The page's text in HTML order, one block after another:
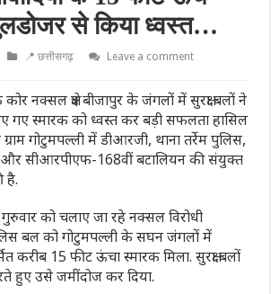
से किया ध्वस्त…
📍 छत्तीसगढ़
Leave a comment
नक्सल क्षेत्र बीजापुर के जंगलों में सुरक्षा बलों ने
गए स्मारक को ध्वस्त कर बड़ी सफलता हासिल
के ग्राम गोटुमपल्ली में डीआरजी, थाना तर्रेम पुलिस,
सीआरपीएफ-168वीं बटालियन की संयुक्त
है.
को चलाए जा रहे नक्सल विरोधी
बल को गोटुमपल्ली के सघन जंगलों में
करीब 15 फीट ऊंचा स्मारक मिला. सुरक्षा बलों
हुए उसे जमींदोज कर दिया.